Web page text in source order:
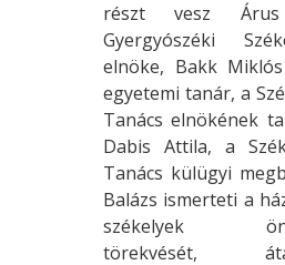
részt vesz
Gyergyószéki
elnöke, Bakk
egyetemi tanár, a
Tanács elnökének
Dabis Attila, a
Tanács külügyi
Balázs ismerteti a
székelyek
törekvését,